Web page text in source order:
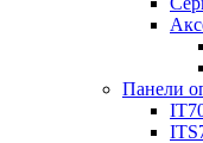
Панели